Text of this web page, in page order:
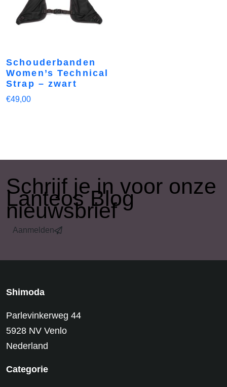
Schouderbanden
Women’s Technical
Strap – zwart
€49,00
​Schrijf je in voor onze
Lanteos Blog
nieuwsbrief
Aanmelden
Shimoda
Parlevinkerweg 44
5928 NV Venlo
Nederland
Categorie